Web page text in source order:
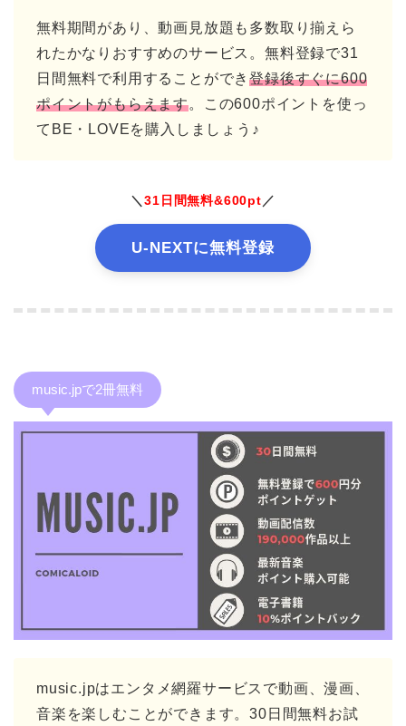
無料期間があり、動画見放題も多数取り揃えら
れたかなりおすすめのサービス。無料登録で31
日間無料で利用することができ登録後すぐに600
ポイントがもらえます。この600ポイントを使っ
てBE・LOVEを購入しましょう♪
＼31日間無料&600pt ／
U-NEXTに無料登録
music.jpで2冊無料
music.jpはエンタメ網羅サービスで動画、漫画、
音楽を楽しむことができます。30日間無料お試